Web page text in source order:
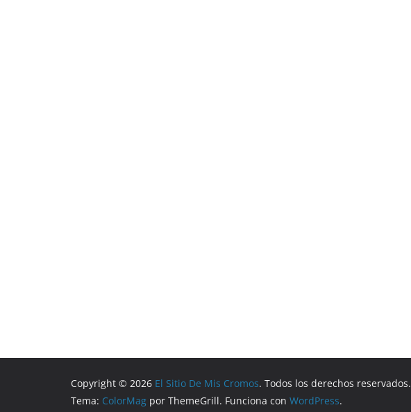
Copyright © 2026 El Sitio De Mis Cromos. Todos los derechos reservados.
Tema: ColorMag por ThemeGrill. Funciona con WordPress.